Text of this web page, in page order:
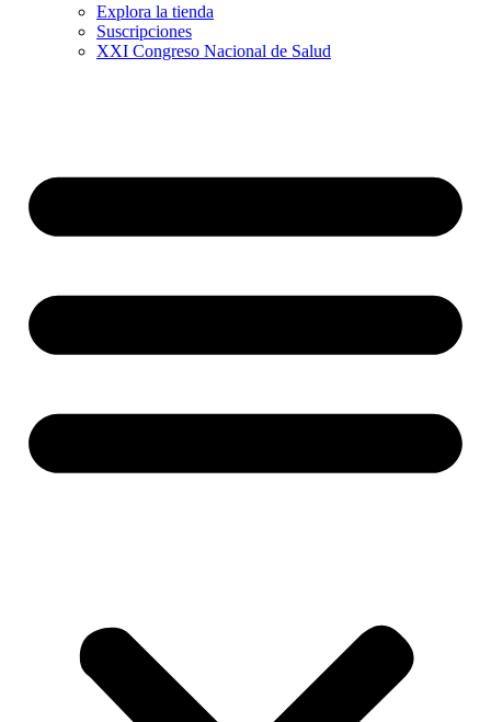
Explora la tienda
Suscripciones
XXI Congreso Nacional de Salud